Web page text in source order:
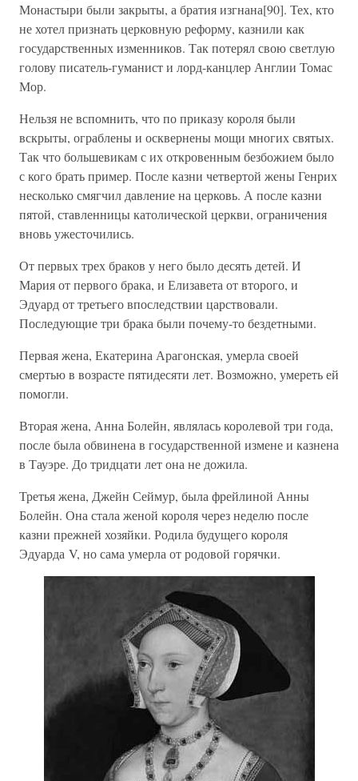
Монастыри были закрыты, а братия изгнана[90]. Тех, кто
не хотел признать церковную реформу, казнили как
государственных изменников. Так потерял свою светлую
голову писатель-гуманист и лорд-канцлер Англии Томас
Мор.
Нельзя не вспомнить, что по приказу короля были
вскрыты, ограблены и осквернены мощи многих святых.
Так что большевикам с их откровенным безбожием было
с кого брать пример. После казни четвертой жены Генрих
несколько смягчил давление на церковь. А после казни
пятой, ставленницы католической церкви, ограничения
вновь ужесточились.
От первых трех браков у него было десять детей. И
Мария от первого брака, и Елизавета от второго, и
Эдуард от третьего впоследствии царствовали.
Последующие три брака были почему-то бездетными.
Первая жена, Екатерина Арагонская, умерла своей
смертью в возрасте пятидесяти лет. Возможно, умереть ей
помогли.
Вторая жена, Анна Болейн, являлась королевой три года,
после была обвинена в государственной измене и казнена
в Тауэре. До тридцати лет она не дожила.
Третья жена, Джейн Сеймур, была фрейлиной Анны
Болейн. Она стала женой короля через неделю после
казни прежней хозяйки. Родила будущего короля
Эдуарда V, но сама умерла от родовой горячки.